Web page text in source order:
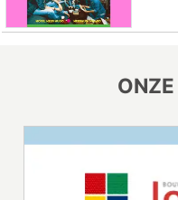
ONZE